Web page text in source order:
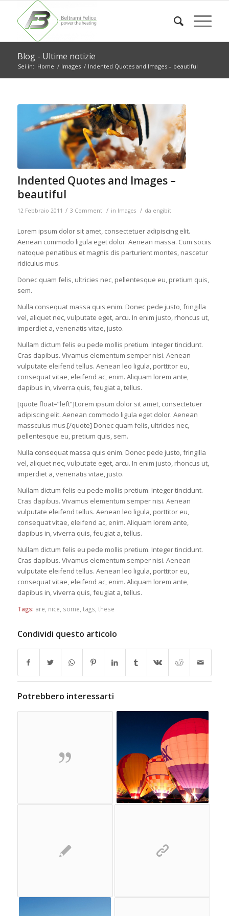
Blog - Ultime notizie
Sei in: Home / Images / Indented Quotes and Images – beautiful
Indented Quotes and Images –
beautiful
12 Febbraio 2011 / 3 Commenti / in Images / da engibit
Lorem ipsum dolor sit amet, consectetuer adipiscing elit.
Aenean commodo ligula eget dolor. Aenean massa. Cum sociis
natoque penatibus et magnis dis parturient montes, nascetur
ridiculus mus.
Donec quam felis, ultricies nec, pellentesque eu, pretium quis,
sem.
Nulla consequat massa quis enim. Donec pede justo, fringilla
vel, aliquet nec, vulputate eget, arcu. In enim justo, rhoncus ut,
imperdiet a, venenatis vitae, justo.
Nullam dictum felis eu pede mollis pretium. Integer tincidunt.
Cras dapibus. Vivamus elementum semper nisi. Aenean
vulputate eleifend tellus. Aenean leo ligula, porttitor eu,
consequat vitae, eleifend ac, enim. Aliquam lorem ante,
dapibus in, viverra quis, feugiat a, tellus.
[quote float=”left”]Lorem ipsum dolor sit amet, consectetuer
adipiscing elit. Aenean commodo ligula eget dolor. Aenean
massculus mus.[/quote] Donec quam felis, ultricies nec,
pellentesque eu, pretium quis, sem.
Nulla consequat massa quis enim. Donec pede justo, fringilla
vel, aliquet nec, vulputate eget, arcu. In enim justo, rhoncus ut,
imperdiet a, venenatis vitae, justo.
Nullam dictum felis eu pede mollis pretium. Integer tincidunt.
Cras dapibus. Vivamus elementum semper nisi. Aenean
vulputate eleifend tellus. Aenean leo ligula, porttitor eu,
consequat vitae, eleifend ac, enim. Aliquam lorem ante,
dapibus in, viverra quis, feugiat a, tellus.
Nullam dictum felis eu pede mollis pretium. Integer tincidunt.
Cras dapibus. Vivamus elementum semper nisi. Aenean
vulputate eleifend tellus. Aenean leo ligula, porttitor eu,
consequat vitae, eleifend ac, enim. Aliquam lorem ante,
dapibus in, viverra quis, feugiat a, tellus.
Tags: are nice some tags these
Condividi questo articolo
Potrebbero interessarti